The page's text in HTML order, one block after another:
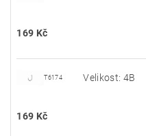
169 Kč
T6174 Velikost: 4B
169 Kč